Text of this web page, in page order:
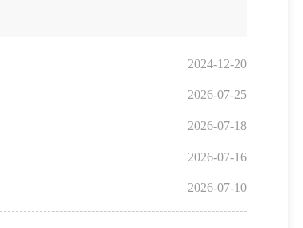
2024-12-20
2026-07-25
2026-07-18
2026-07-16
2026-07-10